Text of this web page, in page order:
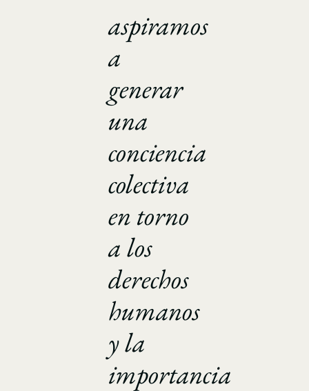
aspiramos
a
generar
una
conciencia
colectiva
en torno
a los
derechos
humanos
y la
importancia